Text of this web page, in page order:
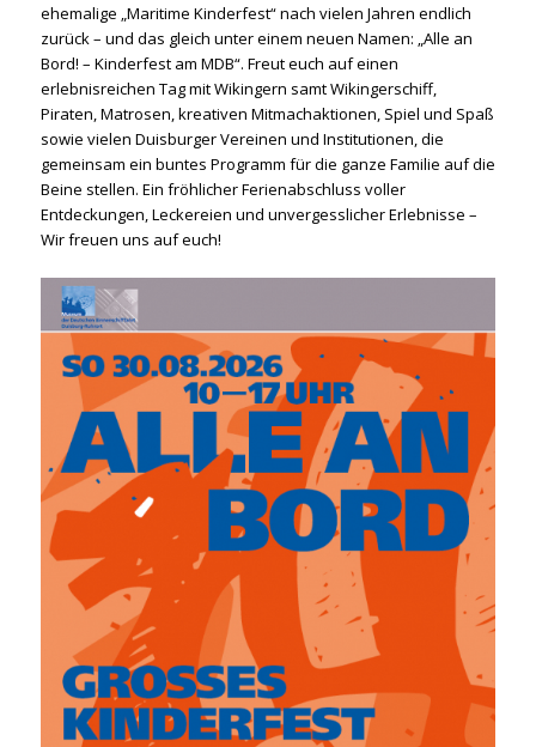
ehemalige „Maritime Kinderfest“ nach vielen Jahren endlich
zurück – und das gleich unter einem neuen Namen: „Alle an
Bord! – Kinderfest am MDB“. Freut euch auf einen
erlebnisreichen Tag mit Wikingern samt Wikingerschiff,
Piraten, Matrosen, kreativen Mitmachaktionen, Spiel und Spaß
sowie vielen Duisburger Vereinen und Institutionen, die
gemeinsam ein buntes Programm für die ganze Familie auf die
Beine stellen. Ein fröhlicher Ferienabschluss voller
Entdeckungen, Leckereien und unvergesslicher Erlebnisse –
Wir freuen uns auf euch!